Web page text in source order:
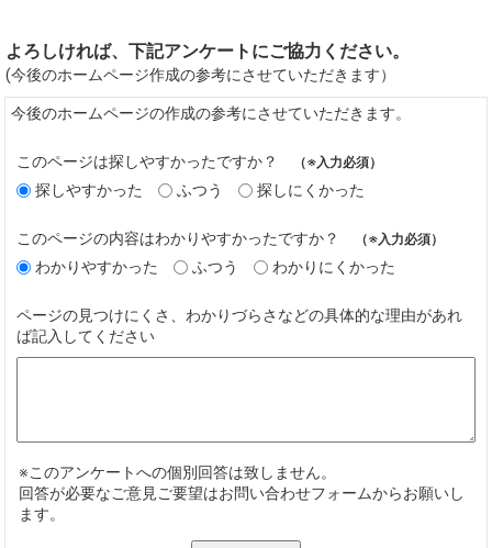
よろしければ、下記アンケートにご協力ください。
(今後のホームページ作成の参考にさせていただきます）
今後のホームページの作成の参考にさせていただきます。
このページは探しやすかったですか？ （※入力必須）
探しやすかった ふつう 探しにくかった
このページの内容はわかりやすかったですか？ （※入力必須）
わかりやすかった ふつう わかりにくかった
ページの見つけにくさ、わかりづらさなどの具体的な理由があれ
ば記入してください
※このアンケートへの個別回答は致しません。
回答が必要なご意見ご要望はお問い合わせフォームからお願いし
ます。